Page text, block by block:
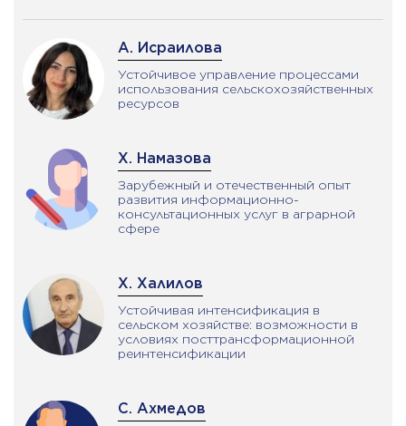
А. Исраилова
Устойчивое управление процессами
использования сельскохозяйственных
ресурсов
Х. Намазова
Зарубежный и отечественный опыт
развития информационно-
консультационных услуг в аграрной
сфере
Х. Халилов
Устойчивая интенсификация в
сельском хозяйстве: возможности в
условиях посттрансформационной
реинтенсификации
С. Ахмедов